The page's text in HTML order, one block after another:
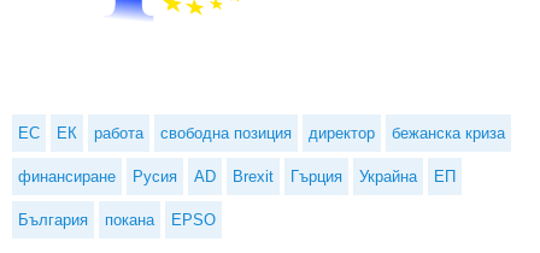
ЕС ЕК работа свободна позиция директор бежанска криза
финансиране Русия AD Brexit Гърция Украйна ЕП
България покана EPSO